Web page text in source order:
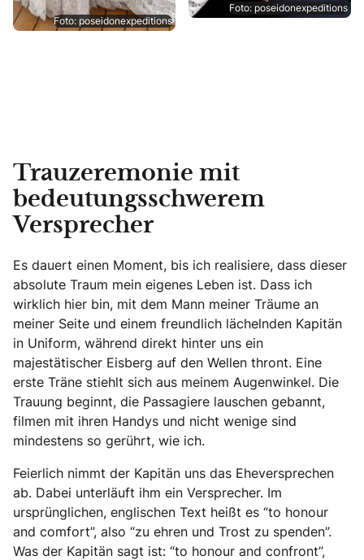
Foto: poseidonexpeditions
Foto: poseidonexpeditions
Trauzeremonie mit
bedeutungsschwerem
Versprecher
Es dauert einen Moment, bis ich realisiere, dass dieser
absolute Traum mein eigenes Leben ist. Dass ich
wirklich hier bin, mit dem Mann meiner Träume an
meiner Seite und einem freundlich lächelnden Kapitän
in Uniform, während direkt hinter uns ein
majestätischer Eisberg auf den Wellen thront. Eine
erste Träne stiehlt sich aus meinem Augenwinkel. Die
Trauung beginnt, die Passagiere lauschen gebannt,
filmen mit ihren Handys und nicht wenige sind
mindestens so gerührt, wie ich.
Feierlich nimmt der Kapitän uns das Eheversprechen
ab. Dabei unterläuft ihm ein Versprecher. Im
ursprünglichen, englischen Text heißt es “to honour
and comfort”, also “zu ehren und Trost zu spenden”.
Was der Kapitän sagt ist: “to honour and confront”,